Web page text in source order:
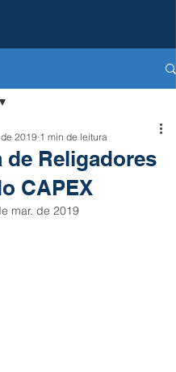
de Religadores
CAPEX
2019 1 min de leitura
mar. de 2019